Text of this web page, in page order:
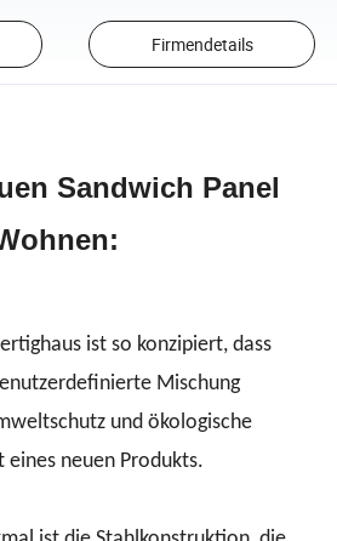
Firmendetails
Sandwich Panel
ist so konzipiert, dass
Mischung
und ökologische
neuen Produkts.